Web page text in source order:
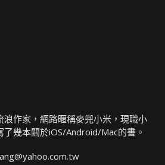
浪作家，網路暱稱麥兜小米，現職小
幾本關於iOS/Android/Mac的書。